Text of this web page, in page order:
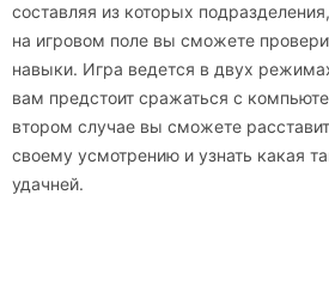
составляя из которых
на игровом поле вы сможете
навыки. Игра ведется в двух
вам предстоит сражаться с
втором случае вы сможете
своему усмотрению и узнать какая
удачней.